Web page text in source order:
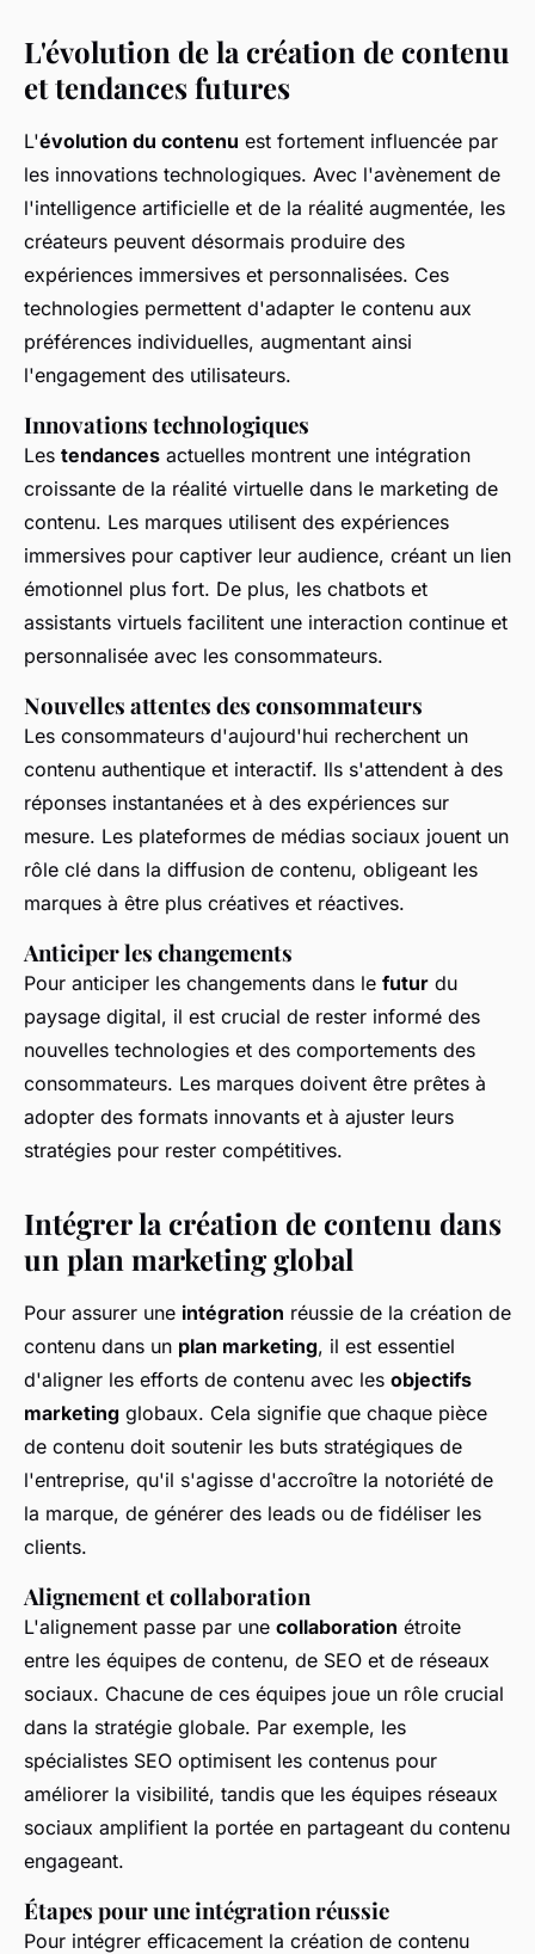
L'évolution de la création de contenu
et tendances futures
L'évolution du contenu est fortement influencée par
les innovations technologiques. Avec l'avènement de
l'intelligence artificielle et de la réalité augmentée, les
créateurs peuvent désormais produire des
expériences immersives et personnalisées. Ces
technologies permettent d'adapter le contenu aux
préférences individuelles, augmentant ainsi
l'engagement des utilisateurs.
Innovations technologiques
Les tendances actuelles montrent une intégration
croissante de la réalité virtuelle dans le marketing de
contenu. Les marques utilisent des expériences
immersives pour captiver leur audience, créant un lien
émotionnel plus fort. De plus, les chatbots et
assistants virtuels facilitent une interaction continue et
personnalisée avec les consommateurs.
Nouvelles attentes des consommateurs
Les consommateurs d'aujourd'hui recherchent un
contenu authentique et interactif. Ils s'attendent à des
réponses instantanées et à des expériences sur
mesure. Les plateformes de médias sociaux jouent un
rôle clé dans la diffusion de contenu, obligeant les
marques à être plus créatives et réactives.
Anticiper les changements
Pour anticiper les changements dans le futur du
paysage digital, il est crucial de rester informé des
nouvelles technologies et des comportements des
consommateurs. Les marques doivent être prêtes à
adopter des formats innovants et à ajuster leurs
stratégies pour rester compétitives.
Intégrer la création de contenu dans
un plan marketing global
Pour assurer une intégration réussie de la création de
contenu dans un plan marketing, il est essentiel
d'aligner les efforts de contenu avec les objectifs
marketing globaux. Cela signifie que chaque pièce
de contenu doit soutenir les buts stratégiques de
l'entreprise, qu'il s'agisse d'accroître la notoriété de
la marque, de générer des leads ou de fidéliser les
clients.
Alignement et collaboration
L'alignement passe par une collaboration étroite
entre les équipes de contenu, de SEO et de réseaux
sociaux. Chacune de ces équipes joue un rôle crucial
dans la stratégie globale. Par exemple, les
spécialistes SEO optimisent les contenus pour
améliorer la visibilité, tandis que les équipes réseaux
sociaux amplifient la portée en partageant du contenu
engageant.
Étapes pour une intégration réussie
Pour intégrer efficacement la création de contenu